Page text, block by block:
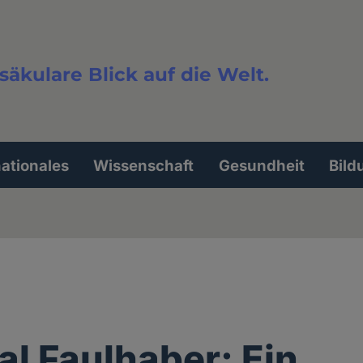
Blick auf die Welt.
Wissenschaft Gesundheit